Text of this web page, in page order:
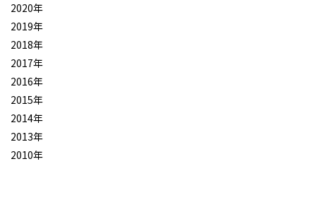
2020年
2019年
2018年
2017年
2016年
2015年
2014年
2013年
2010年